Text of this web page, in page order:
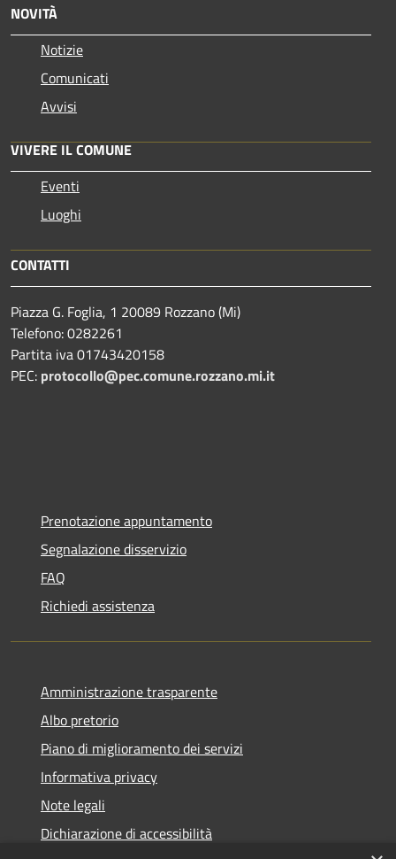
NOVITÀ
Notizie
Comunicati
Avvisi
VIVERE IL COMUNE
Eventi
Luoghi
CONTATTI
Piazza G. Foglia, 1 20089 Rozzano (Mi)
Telefono: 0282261
Partita iva 01743420158
PEC: protocollo@pec.comune.rozzano.mi.it
Prenotazione appuntamento
Segnalazione disservizio
FAQ
Richiedi assistenza
Amministrazione trasparente
Albo pretorio
Piano di miglioramento dei servizi
Informativa privacy
Note legali
Dichiarazione di accessibilità